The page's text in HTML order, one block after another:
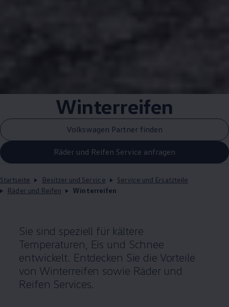
Winterreifen
Volkswagen Partner finden
Räder und Reifen Service anfragen
Startseite Besitzer und Service
Service und Ersatzteile
Räder und Reifen
Winterreifen
Sie sind speziell für kältere
Temperaturen, Eis und Schnee
entwickelt. Entdecken Sie die Vorteile
von Winterreifen sowie Räder und
Reifen Services.